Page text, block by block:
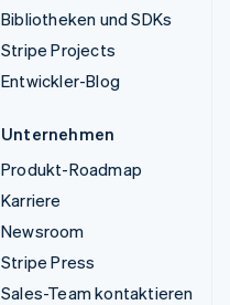
Bibliotheken und SDKs
Stripe Projects
Entwickler-Blog
Unternehmen
Produkt-Roadmap
Karriere
Newsroom
Stripe Press
Sales-Team kontaktieren